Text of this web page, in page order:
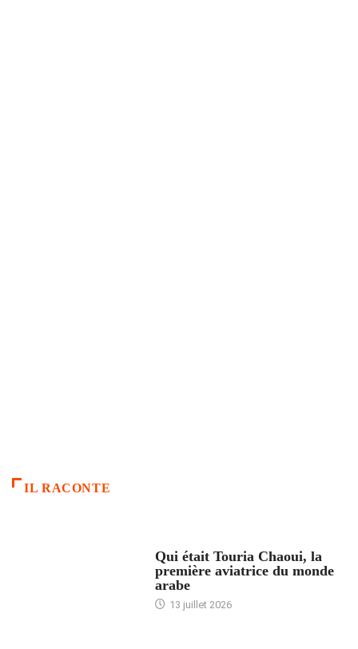
IL RACONTE
Qui était Touria Chaoui, la
première aviatrice du monde
arabe
13 juillet 2026